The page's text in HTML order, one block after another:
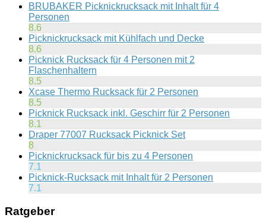
BRUBAKER Picknickrucksack mit Inhalt für 4
Personen
8.6
Picknickrucksack mit Kühlfach und Decke
8.6
Picknick Rucksack für 4 Personen mit 2
Flaschenhaltern
8.5
Xcase Thermo Rucksack für 2 Personen
8.5
Picknick Rucksack inkl. Geschirr für 2 Personen
8.1
Draper 77007 Rucksack Picknick Set
8
Picknickrucksack für bis zu 4 Personen
7.1
Picknick-Rucksack mit Inhalt für 2 Personen
7.1
Ratgeber